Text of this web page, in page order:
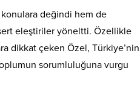
değindi hem de
eleştiriler yöneltti. Özellikle
dikkat çeken Özel, Türkiye’nin
sorumluluğuna vurgu